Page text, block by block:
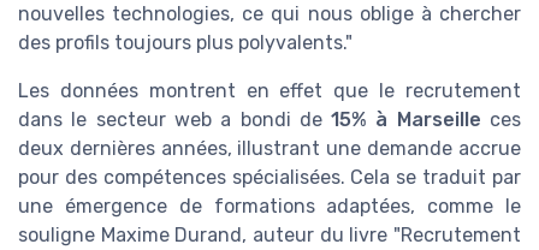
nouvelles technologies, ce qui nous oblige à chercher
des profils toujours plus polyvalents."
Les données montrent en effet que le recrutement
dans le secteur web a bondi de15% à Marseille ces
deux dernières années, illustrant une demande accrue
pour des compétences spécialisées. Cela se traduit par
une émergence de formations adaptées, comme le
souligne Maxime Durand, auteur du livre "Recrutement